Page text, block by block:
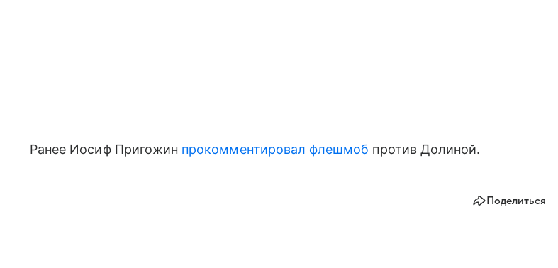
Ранее Иосиф Пригожин прокомментировал флешмоб против Долиной.
Поделиться